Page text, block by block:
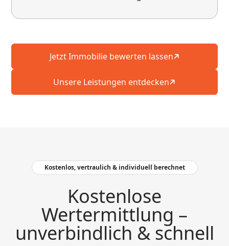
außerordentlich zufrieden. Herr Decandia
alle Anliegen, ist gut erreichbar und überzeugt
durch seine Geduld und Freundlichkeit. Die
positiv und sehr professionell. Wir freuen uns
auf eine weiterhin erfolgreiche und
Jetzt Immobilie bewerten lassen
Unsere Leistungen entdecken
Kostenlos, vertraulich & individuell berechnet
Kostenlose
Wertermittlung –
unverbindlich & schnell